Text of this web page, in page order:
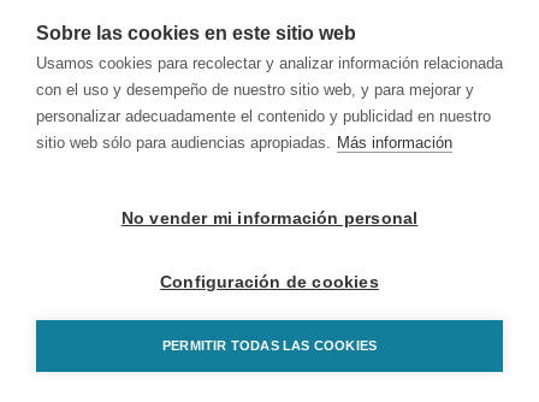
Sobre las cookies en este sitio web
Usamos cookies para recolectar y analizar información relacionada
con el uso y desempeño de nuestro sitio web, y para mejorar y
personalizar adecuadamente el contenido y publicidad en nuestro
sitio web sólo para audiencias apropiadas. Más información
No vender mi información personal
Configuración de cookies
PERMITIR TODAS LAS COOKIES